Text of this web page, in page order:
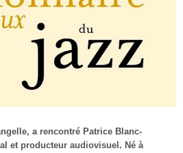
a rencontré Patrice Blanc-
et producteur audiovisuel. Né à